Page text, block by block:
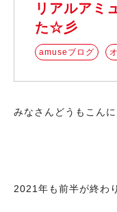
リアルアミ
た☆彡
amuseブログ
みなさんどうもこん
2021年も前半が終わ